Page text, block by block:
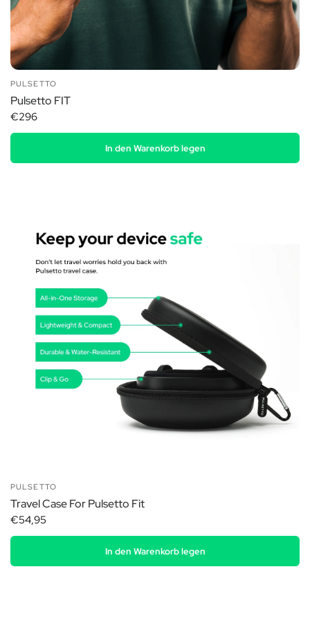
PULSETTO
Pulsetto FIT
€296
In den Warenkorb legen
PULSETTO
Travel Case For Pulsetto Fit
€54,95
In den Warenkorb legen